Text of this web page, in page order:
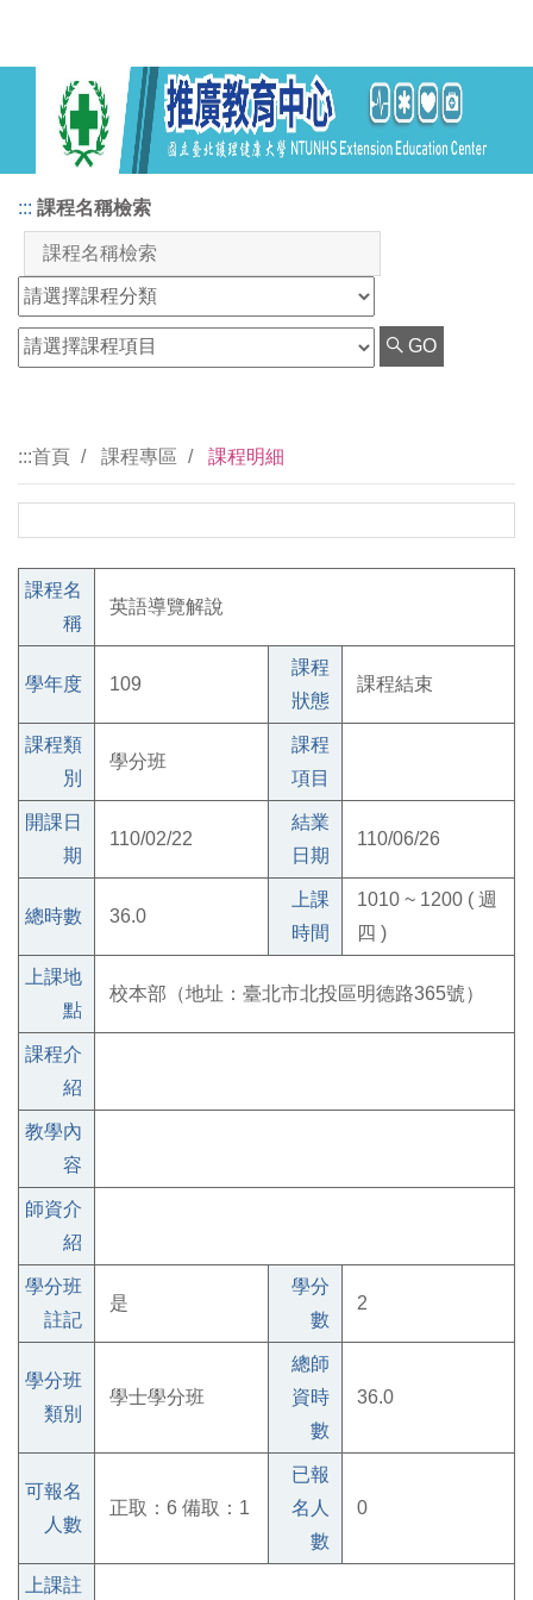
::: 課程名稱檢索
GO
:::首頁 課程專區 課程明細
課程名
稱
英語導覽解說
學年度 109
課程
狀態
課程結束
課程類
別
學分班
課程
項目
開課日
期
110/02/22
結業
日期
110/06/26
總時數 36.0
上課
時間
1010 ~ 1200 ( 週
四 )
上課地
點
校本部（地址：臺北市北投區明德路365號）
課程介
紹
教學內
容
師資介
紹
學分班
註記
是
學分
數
2
學分班
類別
學士學分班
總師
資時
數
36.0
可報名
人數
正取：6 備取：1
已報
名人
數
0
上課註